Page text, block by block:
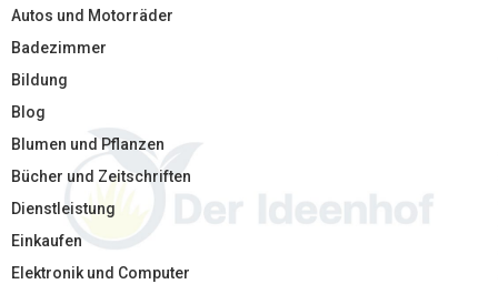
Autos und Motorräder
Badezimmer
Bildung
Blog
Blumen und Pflanzen
Bücher und Zeitschriften
Dienstleistung
Einkaufen
Elektronik und Computer